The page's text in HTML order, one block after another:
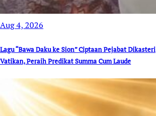
Aug 4, 2026
Lagu “Bawa Daku ke Sion” Ciptaan Pejabat Dikasteri
Vatikan, Peraih Predikat Summa Cum Laude